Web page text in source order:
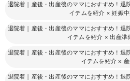
退院着｜産後・出産後のママにおすすめ！退
イテムを紹介 ×妊娠
退院着｜産後・出産後のママにおすすめ！退
イテムを紹介 ×出産準
退院着｜産後・出産後のママにおすすめ！退
イテムを紹介 ×
退院着｜産後・出産後のママにおすすめ！退